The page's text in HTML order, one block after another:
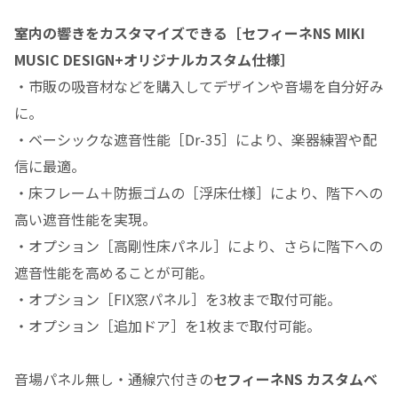
室内の響きをカスタマイズできる［セフィーネNS MIKI
MUSIC DESIGN+オリジナルカスタム仕様］
・市販の吸音材などを購入してデザインや音場を自分好み
に。
・ベーシックな遮音性能［Dr-35］により、楽器練習や配
信に最適。
・床フレーム＋防振ゴムの［浮床仕様］により、階下への
高い遮音性能を実現。
・オプション［高剛性床パネル］により、さらに階下への
遮音性能を高めることが可能。
・オプション［FIX窓パネル］を3枚まで取付可能。
・オプション［追加ドア］を1枚まで取付可能。
音場パネル無し・通線穴付きのセフィーネNS カスタムベ